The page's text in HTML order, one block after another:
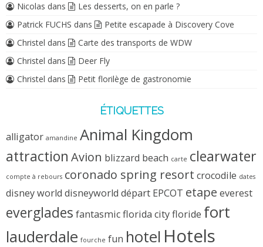
Nicolas dans
Les desserts, on en parle ?
Patrick FUCHS dans
Petite escapade à Discovery Cove
Christel dans
Carte des transports de WDW
Christel dans
Deer Fly
Christel dans Petit florilège de gastronomie
ÉTIQUETTES
alligator amandine Animal Kingdom
attraction Avion blizzard beach carte clearwater
compte à rebours coronado spring resort crocodile dates
disney world disneyworld départ EPCOT etape everest
everglades fantasmicflorida cityfloride fort
lauderdale fourche fun hotel Hotels